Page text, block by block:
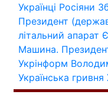
Українці Росіяни
Президент
літальний апарат
Машина.
Укрінформ
Українська гривня